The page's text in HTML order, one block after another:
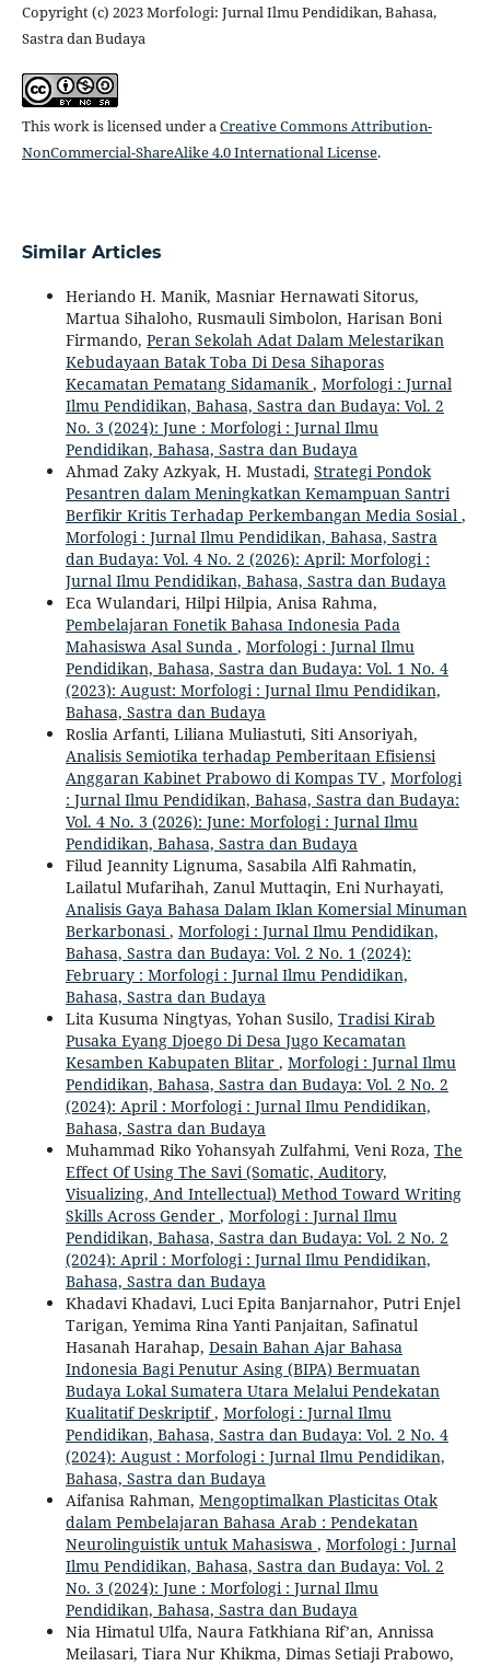
Copyright (c) 2023 Morfologi: Jurnal Ilmu Pendidikan, Bahasa,
Sastra dan Budaya
This work is licensed under a Creative Commons Attribution-
NonCommercial-ShareAlike 4.0 International License.
Similar Articles
Heriando H. Manik, Masniar Hernawati Sitorus,
Martua Sihaloho, Rusmauli Simbolon, Harisan Boni
Firmando, Peran Sekolah Adat Dalam Melestarikan
Kebudayaan Batak Toba Di Desa Sihaporas
Kecamatan Pematang Sidamanik , Morfologi : Jurnal
Ilmu Pendidikan, Bahasa, Sastra dan Budaya: Vol. 2
No. 3 (2024): June : Morfologi : Jurnal Ilmu
Pendidikan, Bahasa, Sastra dan Budaya
Ahmad Zaky Azkyak, H. Mustadi, Strategi Pondok
Pesantren dalam Meningkatkan Kemampuan Santri
Berfikir Kritis Terhadap Perkembangan Media Sosial ,
Morfologi : Jurnal Ilmu Pendidikan, Bahasa, Sastra
dan Budaya: Vol. 4 No. 2 (2026): April: Morfologi :
Jurnal Ilmu Pendidikan, Bahasa, Sastra dan Budaya
Eca Wulandari, Hilpi Hilpia, Anisa Rahma,
Pembelajaran Fonetik Bahasa Indonesia Pada
Mahasiswa Asal Sunda , Morfologi : Jurnal Ilmu
Pendidikan, Bahasa, Sastra dan Budaya: Vol. 1 No. 4
(2023): August: Morfologi : Jurnal Ilmu Pendidikan,
Bahasa, Sastra dan Budaya
Roslia Arfanti, Liliana Muliastuti, Siti Ansoriyah,
Analisis Semiotika terhadap Pemberitaan Efisiensi
Anggaran Kabinet Prabowo di Kompas TV, Morfologi
: Jurnal Ilmu Pendidikan, Bahasa, Sastra dan Budaya:
Vol. 4 No. 3 (2026): June: Morfologi : Jurnal Ilmu
Pendidikan, Bahasa, Sastra dan Budaya
Filud Jeannity Lignuma, Sasabila Alfi Rahmatin,
Lailatul Mufarihah, Zanul Muttaqin, Eni Nurhayati,
Analisis Gaya Bahasa Dalam Iklan Komersial Minuman
Berkarbonasi , Morfologi : Jurnal Ilmu Pendidikan,
Bahasa, Sastra dan Budaya: Vol. 2 No. 1 (2024):
February : Morfologi : Jurnal Ilmu Pendidikan,
Bahasa, Sastra dan Budaya
Lita Kusuma Ningtyas, Yohan Susilo, Tradisi Kirab
Pusaka Eyang Djoego Di Desa Jugo Kecamatan
Kesamben Kabupaten Blitar , Morfologi : Jurnal Ilmu
Pendidikan, Bahasa, Sastra dan Budaya: Vol. 2 No. 2
(2024): April : Morfologi : Jurnal Ilmu Pendidikan,
Bahasa, Sastra dan Budaya
Muhammad Riko Yohansyah Zulfahmi, Veni Roza, The
Effect Of Using The Savi (Somatic, Auditory,
Visualizing, And Intellectual) Method Toward Writing
Skills Across Gender , Morfologi : Jurnal Ilmu
Pendidikan, Bahasa, Sastra dan Budaya: Vol. 2 No. 2
(2024): April : Morfologi : Jurnal Ilmu Pendidikan,
Bahasa, Sastra dan Budaya
Khadavi Khadavi, Luci Epita Banjarnahor, Putri Enjel
Tarigan, Yemima Rina Yanti Panjaitan, Safinatul
Hasanah Harahap, Desain Bahan Ajar Bahasa
Indonesia Bagi Penutur Asing (BIPA) Bermuatan
Budaya Lokal Sumatera Utara Melalui Pendekatan
Kualitatif Deskriptif, Morfologi : Jurnal Ilmu
Pendidikan, Bahasa, Sastra dan Budaya: Vol. 2 No. 4
(2024): August : Morfologi : Jurnal Ilmu Pendidikan,
Bahasa, Sastra dan Budaya
Aifanisa Rahman, Mengoptimalkan Plasticitas Otak
dalam Pembelajaran Bahasa Arab : Pendekatan
Neurolinguistik untuk Mahasiswa , Morfologi : Jurnal
Ilmu Pendidikan, Bahasa, Sastra dan Budaya: Vol. 2
No. 3 (2024): June : Morfologi : Jurnal Ilmu
Pendidikan, Bahasa, Sastra dan Budaya
Nia Himatul Ulfa, Naura Fatkhiana Rif’an, Annissa
Meilasari, Tiara Nur Khikma, Dimas Setiaji Prabowo,